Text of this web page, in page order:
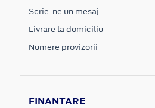
Scrie-ne un mesaj
Livrare la domiciliu
Numere provizorii
FINANTARE